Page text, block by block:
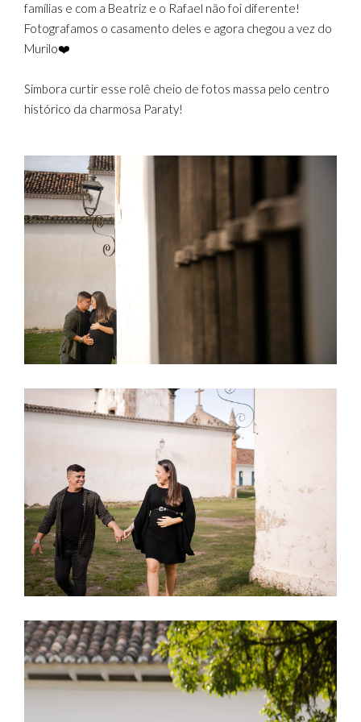
famílias e com a Beatriz e o Rafael não foi diferente!
Fotografamos o casamento deles e agora chegou a vez do
Murilo❤️
Simbora curtir esse rolê cheio de fotos massa pelo centro
histórico da charmosa Paraty!